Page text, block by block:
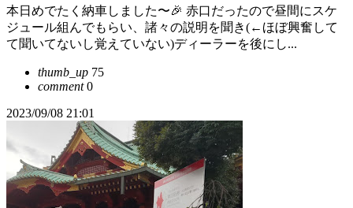
本日めでたく納車しました〜🎉 赤口だったので昼間にスケ
ジュール組んでもらい、諸々の説明を聞き(←ほぼ興奮して
て聞いてないし覚えていない)ディーラーを後にし...
thumb_up 75
comment0
2023/09/08 21:01